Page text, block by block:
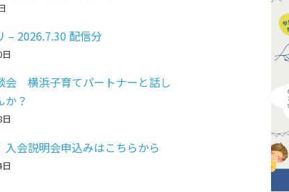
– 2026.7.30 配信分
会 横浜子育てパートナーと話し
か？
入会説明会申込みはこちらから